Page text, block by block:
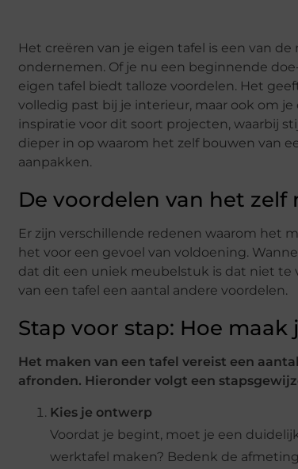
Het creëren van je eigen tafel is een van
ondernemen. Of je nu een beginnende
eigen tafel biedt talloze voordelen. Het
volledig past bij je interieur, maar ook om
inspiratie voor dit soort projecten, waarbij
dieper in op waarom het zelf bouwen van
aanpakken.
De voordelen van het zelf
Er zijn verschillende redenen waarom het
het voor een gevoel van voldoening.
dat dit een uniek meubelstuk is dat niet te
van een tafel een aantal andere voordelen.
Stap voor stap: Hoe maak
Het maken van een tafel vereist een
afronden. Hieronder volgt een
Kies je ontwerp
Voordat je begint, moet je een
werktafel maken? Bedenk de